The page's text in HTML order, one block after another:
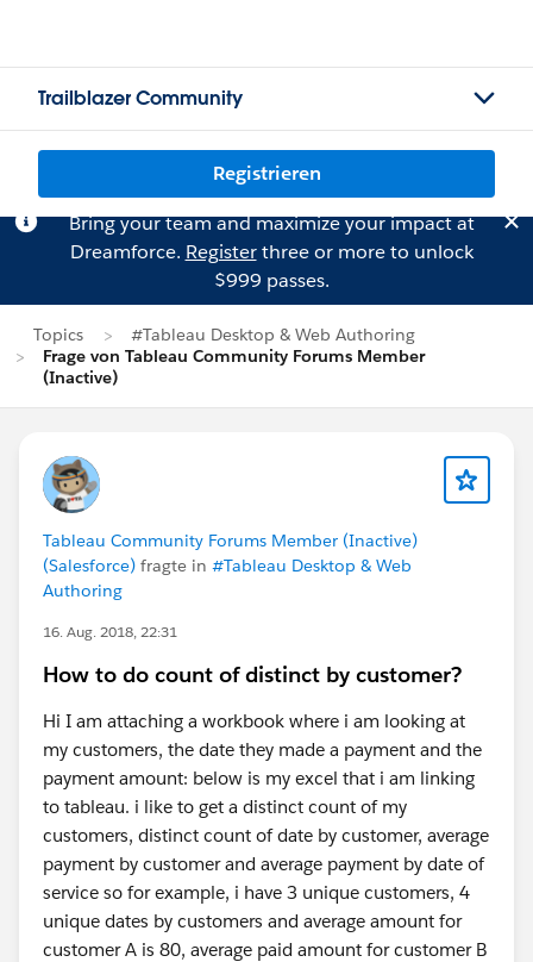
Trailblazer Community
Registrieren
Bring your team and maximize your impact at
Dreamforce. Registerthree or more to unlock
$999 passes.
Topics
#Tableau Desktop & Web Authoring
Frage von Tableau Community Forums Member
(Inactive)
Tableau Community Forums Member (Inactive)
(Salesforce) fragte in #Tableau Desktop & Web
Authoring
16. Aug. 2018, 22:31
How to do count of distinct by customer?
Hi I am attaching a workbook where i am looking at
my customers, the date they made a payment and the
payment amount: below is my excel that i am linking
to tableau. i like to get a distinct count of my
customers, distinct count of date by customer, average
payment by customer and average payment by date of
service so for example, i have 3 unique customers, 4
unique dates by customers and average amount for
customer A is 80, average paid amount for customer B